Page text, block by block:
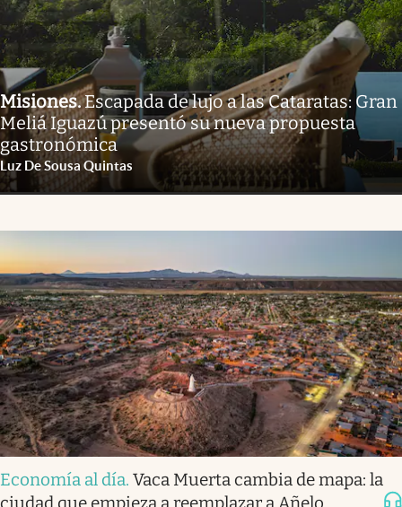
Misiones.Escapada de lujo a las Cataratas: Gran
Meliá Iguazú presentó su nueva propuesta
gastronómica
Luz De Sousa Quintas
Economía al día. Vaca Muerta cambia de mapa: la